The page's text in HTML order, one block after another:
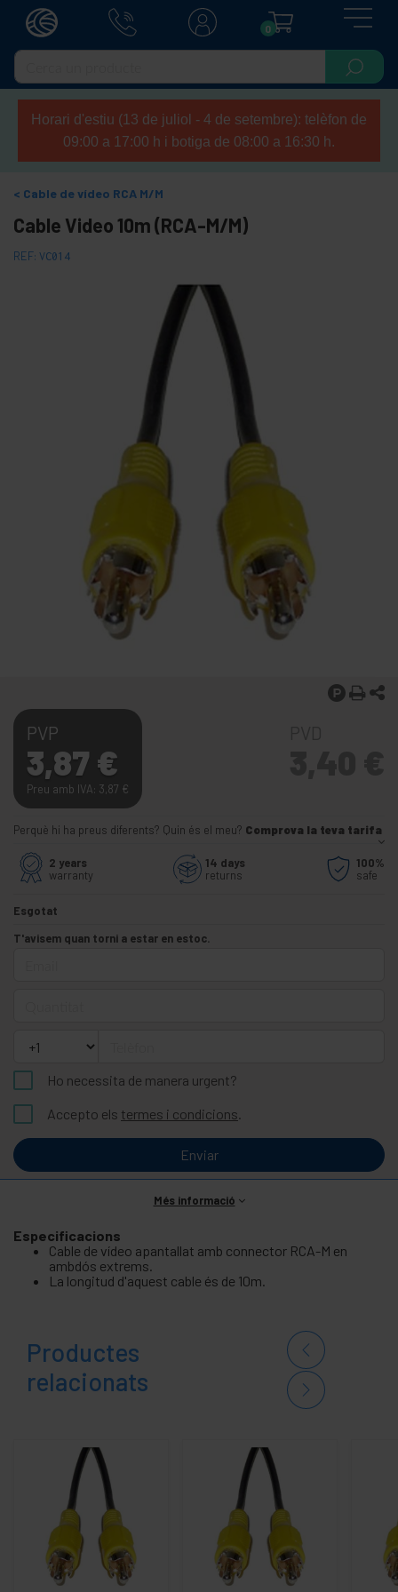
0
Horari d'estiu (13 de juliol - 4 de setembre): telèfon de
09:00 a 17:00 h i botiga de 08:00 a 16:30 h.
Cable de vídeo RCA M/M
Cable Video 10m (RCA-M/M)
REF: VC014
PVP
3,87 €
Preu amb IVA: 3,87 €
Perquè hi ha preus diferents? Quin és el meu? Comprova la teva tarifa
2 years
warranty
14 days
returns
100%
safe
Esgotat
T'avisem quan torni a estar en estoc.
Ho necessita de manera urgent?
Accepto els termes i condicions.
Enviar
Més informació
Especificacions
Cable de vídeo apantallat amb connector RCA-M en
ambdós extrems.
La longitud d'aquest cable és de 10m.
Productes
relacionats